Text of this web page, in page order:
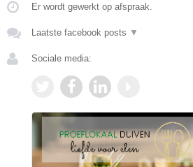
Er wordt gewerkt op afspraak.
Laatste facebook posts ▼
Sociale media: